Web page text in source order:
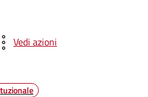
Vedi azioni